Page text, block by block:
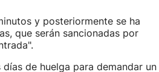
y posteriormente se ha
que serán sancionadas por
de huelga para demandar un